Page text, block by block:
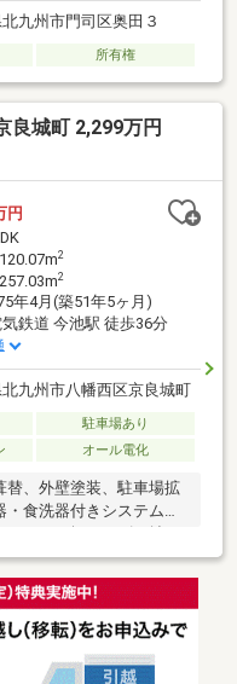
九州市門司区奥田３
所有権
良城町 2,299万円
円
2
2
年4月(築51年5ヶ月)
鉄道 今池駅 徒歩36分
九州市八幡西区京良城町
駐車場あり
オール電化
替、外壁塗装、駐車場拡
食洗器付きシステムキ
温洗浄便座付きトイレ、
部】間取変更、玄関ド
ス、全室クロス、全室
二重サッシ）、ＬＥＤ照
オール電化工事、シロ